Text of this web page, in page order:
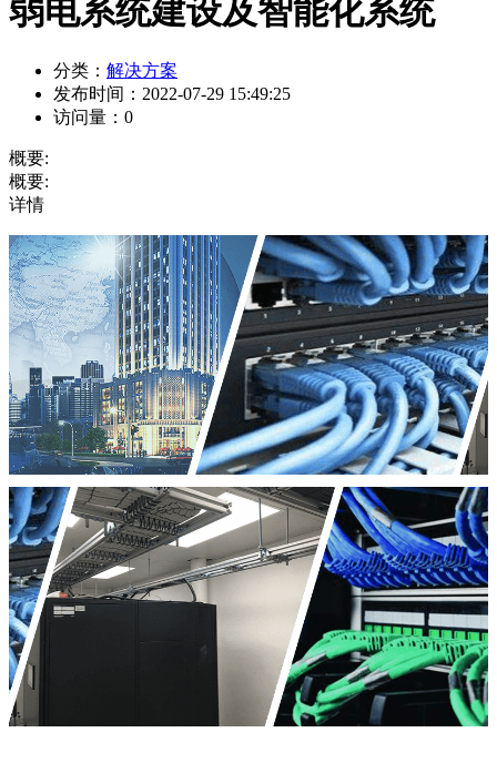
弱电系统建设及智能化系统
分类： 解决方案
发布时间： 2022-07-29 15:49:25
访问量： 0
概要:
概要:
详情